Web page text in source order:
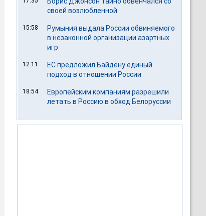
своей возлюбленной
15:58
Румыния выдала России обвиняемого
в незаконной организации азартных
игр
12:11
ЕС предложил Байдену единый
подход в отношении России
18:54
Европейским компаниям разрешили
летать в Россию в обход Белоруссии